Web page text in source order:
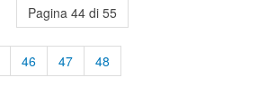
Pagina 44 di 55
46 47 48